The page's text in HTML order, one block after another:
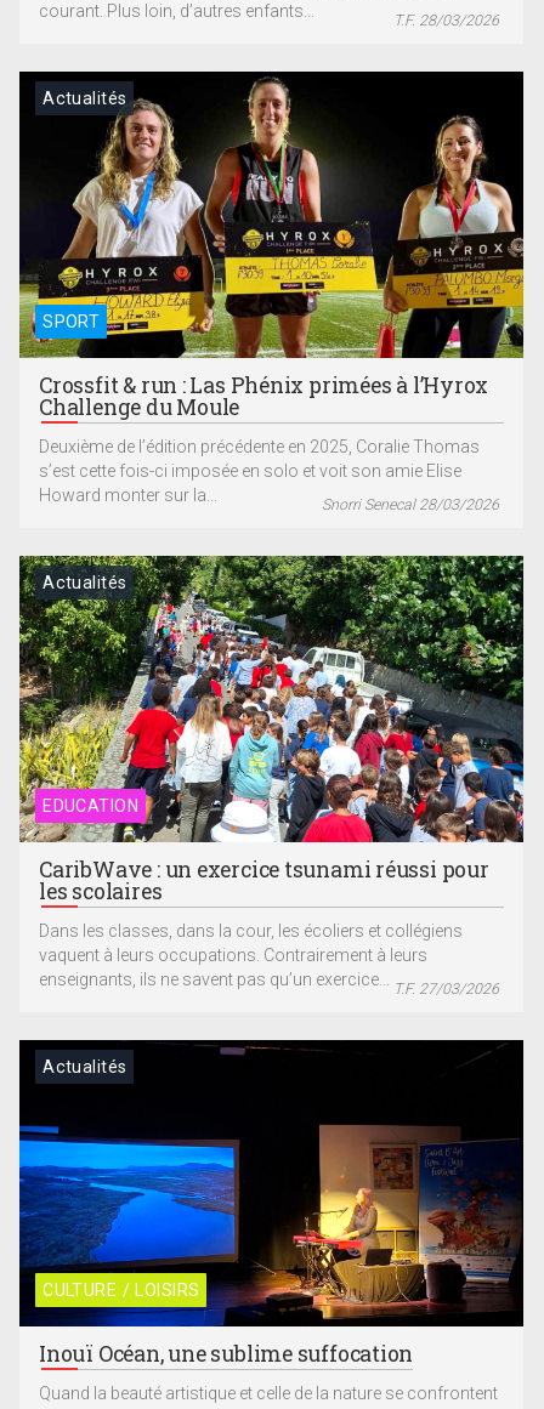
courant. Plus loin, d’autres enfants...
T.F. 28/03/2026
SPORT
Actualités
Crossfit & run : Las Phénix primées à l’Hyrox
Challenge du Moule
Deuxième de l’édition précédente en 2025, Coralie Thomas
s’est cette fois-ci imposée en solo et voit son amie Elise
Howard monter sur la...
Snorri Senecal 28/03/2026
EDUCATION
Actualités
CaribWave : un exercice tsunami réussi pour
les scolaires
Dans les classes, dans la cour, les écoliers et collégiens
vaquent à leurs occupations. Contrairement à leurs
enseignants, ils ne savent pas qu’un exercice... T.F. 27/03/2026
CULTURE / LOISIRS
Actualités
Inouï Océan, une sublime suffocation
Quand la beauté artistique et celle de la nature se confrontent